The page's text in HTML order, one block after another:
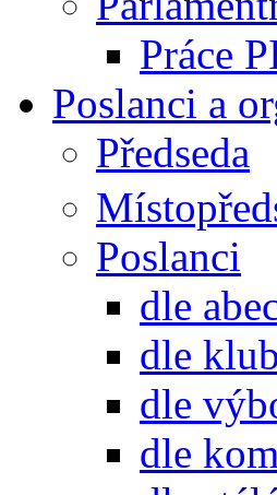
Práce
Poslanci a
Předseda
Poslanci
dle
dle
dle
dle